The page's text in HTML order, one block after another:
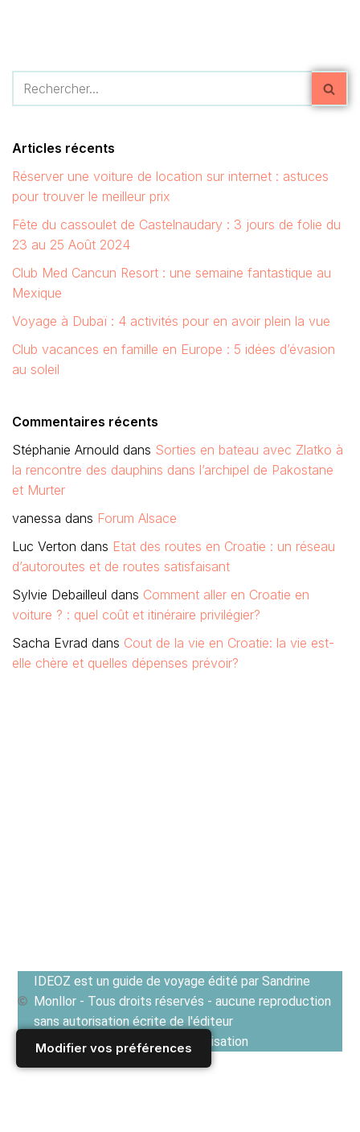
Modifier vos préférences
Articles récents
Réserver une voiture de location sur internet : astuces
pour trouver le meilleur prix
Fête du cassoulet de Castelnaudary : 3 jours de folie du
23 au 25 Août 2024
Club Med Cancun Resort : une semaine fantastique au
Mexique
Voyage à Dubaï : 4 activités pour en avoir plein la vue
Club vacances en famille en Europe : 5 idées d’évasion
au soleil
Commentaires récents
Stéphanie Arnould dans Sorties en bateau avec Zlatko à
la rencontre des dauphins dans l’archipel de Pakostane
et Murter
vanessa dans Forum Alsace
Luc Verton dans Etat des routes en Croatie : un réseau
d’autoroutes et de routes satisfaisant
Sylvie Debailleul dans Comment aller en Croatie en
voiture ? : quel coût et itinéraire privilégier?
Sacha Evrad dans Cout de la vie en Croatie: la vie est-
elle chère et quelles dépenses prévoir?
IDEOZ est un guide de voyage édité par Sandrine
Monllor - Tous droits réservés - aucune reproduction
sans autorisation écrite de l'éditeur
Voir les Conditions générales d'utilisation